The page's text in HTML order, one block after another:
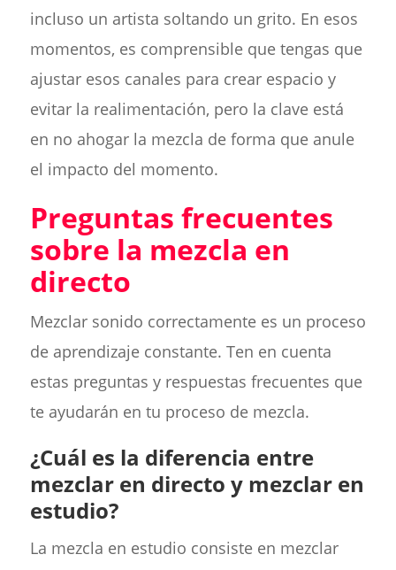
incluso un artista soltando un grito. En esos
momentos, es comprensible que tengas que
ajustar esos canales para crear espacio y
evitar la realimentación, pero la clave está
en no ahogar la mezcla de forma que anule
el impacto del momento.
Preguntas frecuentes
sobre la mezcla en
directo
Mezclar sonido correctamente es un proceso
de aprendizaje constante. Ten en cuenta
estas preguntas y respuestas frecuentes que
te ayudarán en tu proceso de mezcla.
¿Cuál es la diferencia entre
mezclar en directo y mezclar en
estudio?
La mezcla en estudio consiste en mezclar